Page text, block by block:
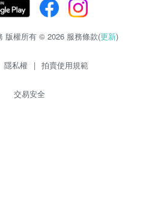
版權所有 © 2026 服務條款(更新)
隱私權 | 拍賣使用規範
交易安全